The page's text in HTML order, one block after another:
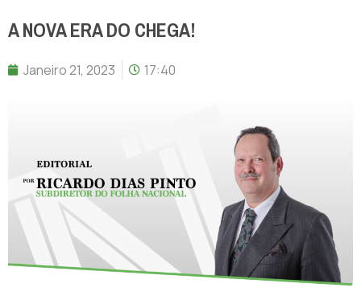
A NOVA ERA DO CHEGA!
Janeiro 21, 2023 17:40